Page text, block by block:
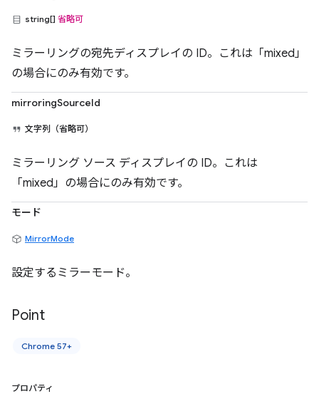
string[] 省略可
ミラーリングの宛先ディスプレイの ID。これは「mixed」
の場合にのみ有効です。
mirroringSourceId
文字列（省略可）
ミラーリング ソース ディスプレイの ID。これは
「mixed」の場合にのみ有効です。
モード
MirrorMode
設定するミラーモード。
Point
Chrome 57+
プロパティ